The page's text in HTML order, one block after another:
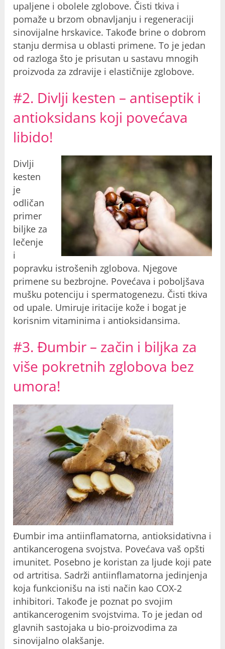
upaljene i obolele zglobove. Čisti tkiva i
pomaže u brzom obnavljanju i regeneraciji
sinovijalne hrskavice. Takođe brine o dobrom
stanju dermisa u oblasti primene. To je jedan
od razloga što je prisutan u sastavu mnogih
proizvoda za zdravije i elastičnije zglobove.
#2. Divlji kesten – antiseptik i
antioksidans koji povećava
libido!
Divlji
kesten
je
odličan
primer
biljke za
lečenje
i
popravku istrošenih zglobova. Njegove
primene su bezbrojne. Povećava i poboljšava
mušku potenciju i spermatogenezu. Čisti tkiva
od upale. Umiruje iritacije kože i bogat je
korisnim vitaminima i antioksidansima.
#3. Đumbir – začin i biljka za
više pokretnih zglobova bez
umora!
Đumbir ima antiinflamatorna, antioksidativna i
antikancerogena svojstva. Povećava vaš opšti
imunitet. Posebno je koristan za ljude koji pate
od artritisa. Sadrži antiinflamatorna jedinjenja
koja funkcionišu na isti način kao COX-2
inhibitori. Takođe je poznat po svojim
antikancerogenim svojstvima. To je jedan od
glavnih sastojaka u bio-proizvodima za
sinovijalno olakšanje.